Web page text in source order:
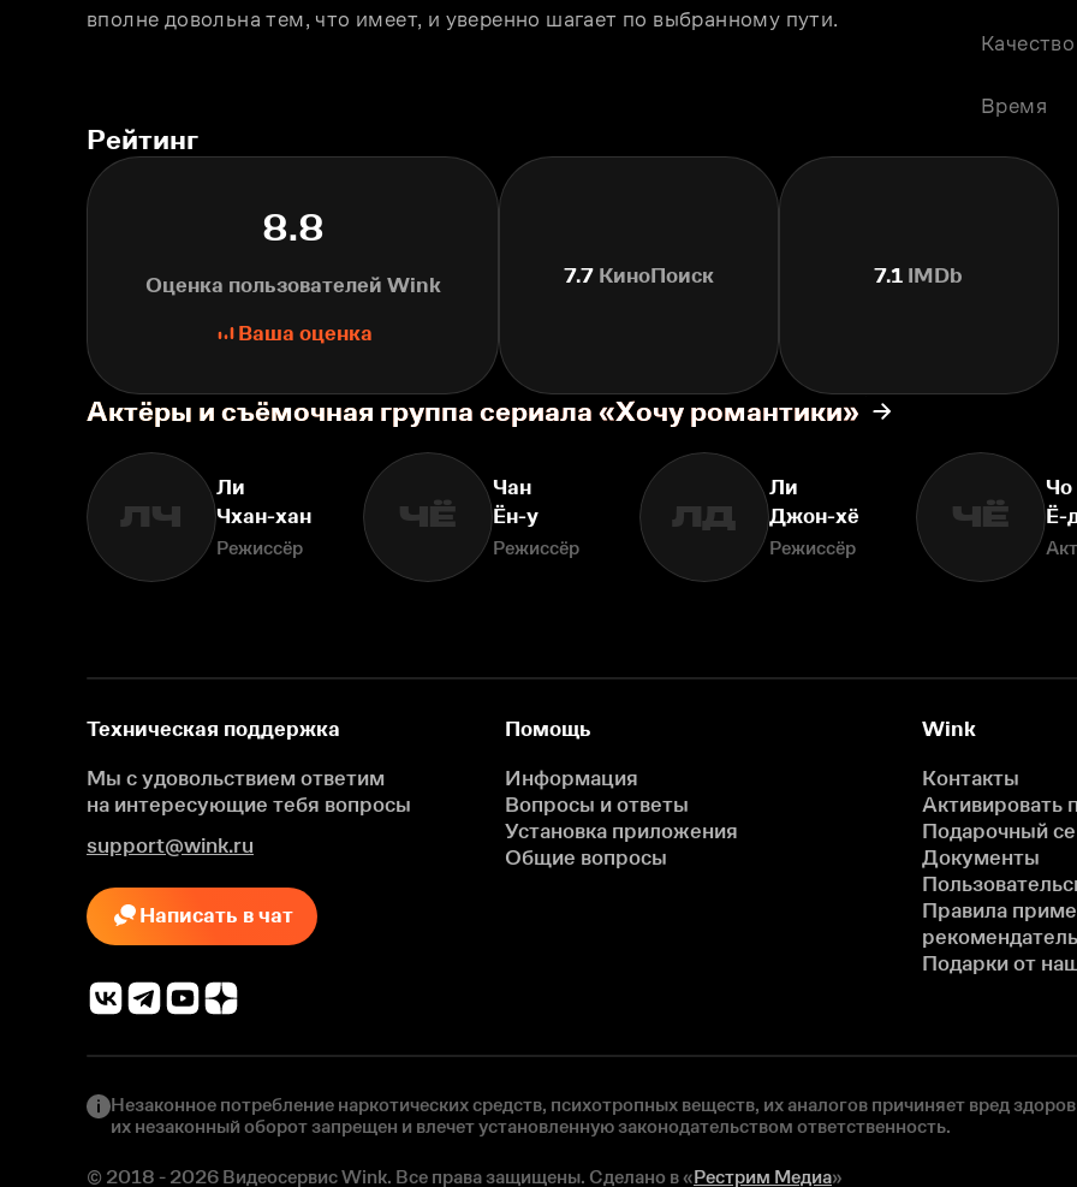
вполне довольна тем, что имеет, и уверенно шагает по выбранному пути.
Качество
Время
Рейтинг
8.8
Оценка пользователей Wink
Ваша оценка
7.7 КиноПоиск 7.1 IMDb
Актёры и съёмочная группа сериала «Хочу романтики»
ЛЧ
Ли
Чхан-хан
Режиссёр
ЧЁ
Чан
Ён-у
Режиссёр
ЛД
Ли
Джон-хё
Режиссёр
ЧЁ
Чо
Ё-
Техническая поддержка
Мы с удовольствием ответим
на интересующие тебя вопросы
support@wink.ru
Написать в чат
Помощь
Информация
Вопросы и ответы
Установка приложения
Общие вопросы
Wink
Контакты
Активировать
Подарочный
Документы
Правила
Подарки от
Незаконное потребление наркотических средств, психотропных веществ, их аналогов причиняет вред
их незаконный оборот запрещен и влечет установленную законодательством ответственность.
© 2018 - 2026 Видеосервис Wink. Все права защищены. Сделано в «Рестрим Медиа»